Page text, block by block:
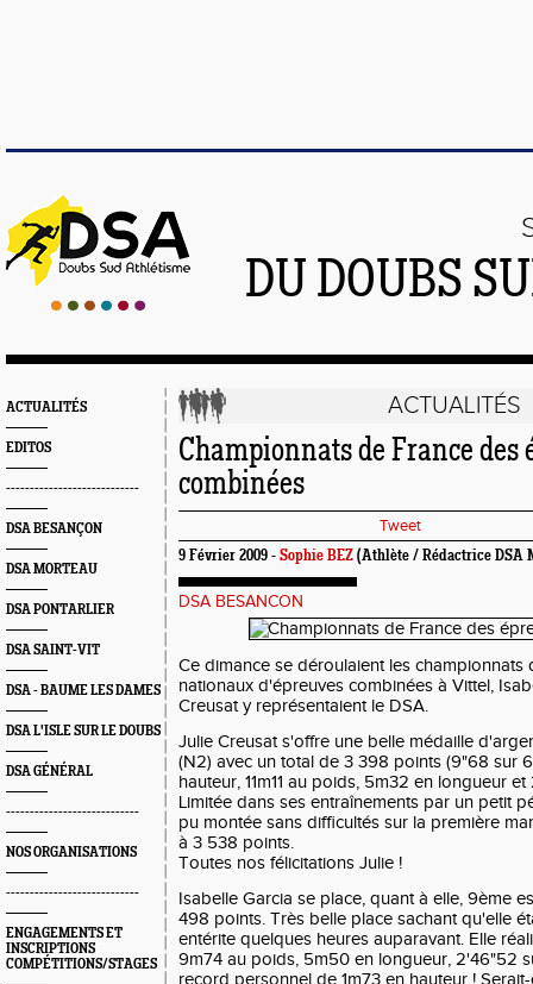
DU DOUBS
ACTUALITÉS
EDITOS
----------------------------
DSA BESANÇON
DSA MORTEAU
DSA PONTARLIER
DSA SAINT-VIT
DSA - BAUME LES DAMES
DSA L'ISLE SUR LE DOUBS
DSA GÉNÉRAL
----------------------------
NOS ORGANISATIONS
----------------------------
ENGAGEMENTS ET
INSCRIPTIONS
COMPÉTITIONS/STAGES
ACTUALITÉS
Championnats de France des
combinées
Tweet
9 Février 2009 - Sophie BEZ (Athlète / Rédactrice DSA
DSA BESANCON
Ce dimance se déroulaient les championnats
nationaux d'épreuves combinées à Vittel,
Creusat y représentaient le DSA.
Julie Creusat s'offre une belle médaille
(N2) avec un total de 3 398 points (9"68 sur
hauteur, 11m11 au poids, 5m32 en longueur
Limitée dans ses entraînements par un petit
pu montée sans difficultés sur la première
à 3 538 points.
Toutes nos félicitations Julie !
Isabelle Garcia se place, quant à elle, 9ème
498 points. Très belle place sachant qu'elle
entérite quelques heures auparavant. Elle
9m74 au poids, 5m50 en longueur, 2'46"52
record personnel de 1m73 en hauteur !